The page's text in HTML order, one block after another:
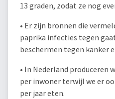
13 graden, zodat ze nog
• Er zijn bronnen die
paprika infecties tegen
beschermen tegen kanker
• In Nederland produceren
per inwoner terwijl we er
per jaar eten.